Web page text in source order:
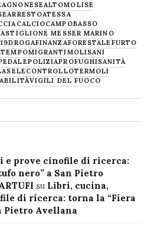
AGNONESEALTOMOLISE
ARRESTOATESSA
CALCIOCAMPOBASSO
MESSER MARINO
DROGAFINANZAFORESTALE FURTO
MIGRANTIMOLISANI
POLIZIAPROFUGHISANITÀ
SELECONTROLLOTERMOLI
VIGILI DEL FUOCO
e prove cinofile di ricerca:
nero” a San Pietro
su Libri, cucina,
di ricerca: torna la “Fiera
Pietro Avellana